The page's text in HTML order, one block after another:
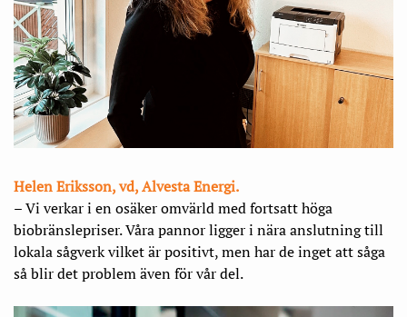
Helen Eriksson,vd, Alvesta Energi.
– Vi verkar i en osäker omvärld med fortsatt höga
biobränslepriser. Våra pannor ligger i nära anslutning till
lokala sågverk vilket är positivt, men har de inget att såga
så blir det problem även för vår del.